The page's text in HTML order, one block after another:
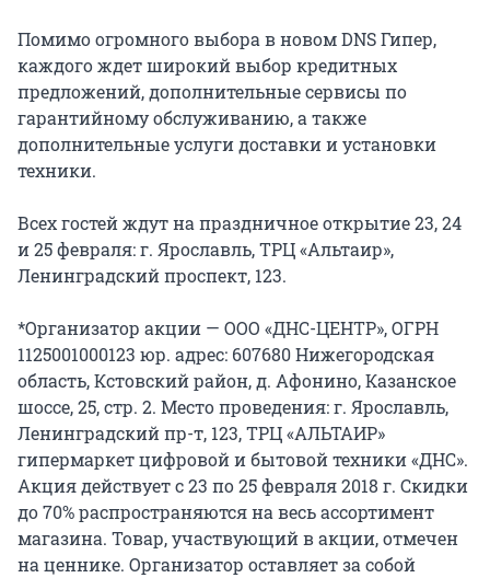
Помимо огромного выбора в новом DNS Гипер,
каждого ждет широкий выбор кредитных
предложений, дополнительные сервисы по
гарантийному обслуживанию, а также
дополнительные услуги доставки и установки
техники.
Всех гостей ждут на праздничное открытие 23, 24
и 25 февраля: г. Ярославль, ТРЦ «Альтаир»,
Ленинградский проспект, 123.
*Организатор акции — ООО «ДНС-ЦЕНТР», ОГРН
1125001000123 юр. адрес: 607680 Нижегородская
область, Кстовский район, д. Афонино, Казанское
шоссе, 25, стр. 2. Место проведения: г. Ярославль,
Ленинградский пр-т, 123, ТРЦ «АЛЬТАИР»
гипермаркет цифровой и бытовой техники «ДНС».
Акция действует с 23 по 25 февраля 2018 г. Скидки
до 70% распространяются на весь ассортимент
магазина. Товар, участвующий в акции, отмечен
на ценнике. Организатор оставляет за собой